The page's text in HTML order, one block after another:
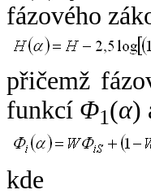
fázového
přičemž
funkcí Φ1(α)
kde